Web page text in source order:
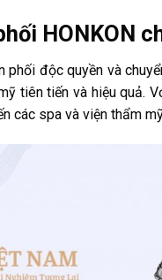
HONKON
phối độc quyền và
tiên tiến và hiệu quả.
các spa và viện thẩm